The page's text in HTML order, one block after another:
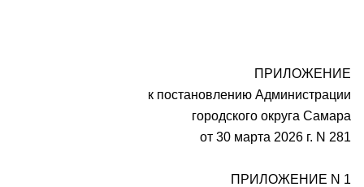
ПРИЛОЖЕНИЕ
к постановлению Администрации
городского округа Самара
от 30 марта 2026 г. N 281
ПРИЛОЖЕНИЕ N 1